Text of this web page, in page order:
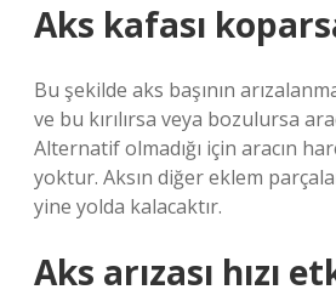
Aks kafası
Bu şekilde aks başının
ve bu kırılırsa veya bozulursa
Alternatif olmadığı için aracın
yoktur. Aksın diğer eklem
yine yolda kalacaktır.
Aks arızası hızı